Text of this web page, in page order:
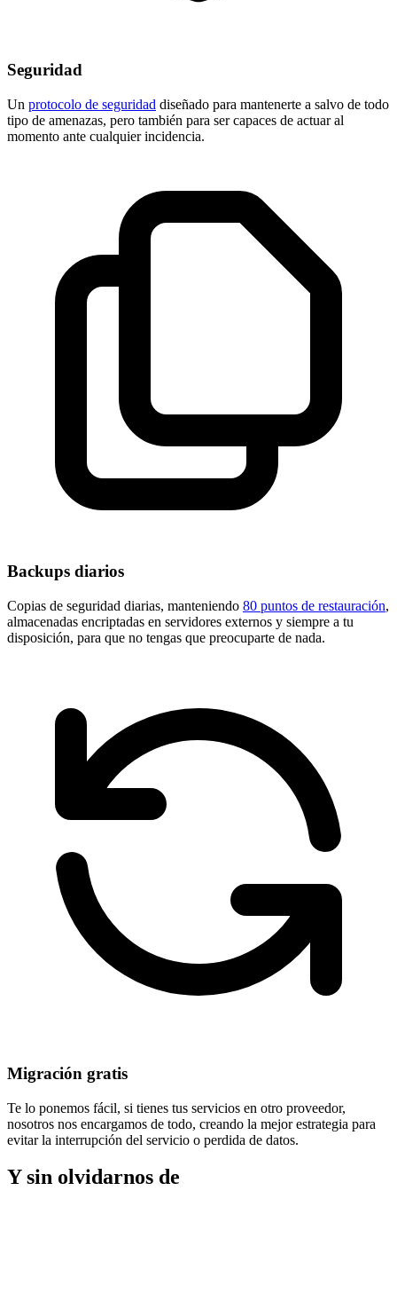
Seguridad
Un protocolo de seguridad diseñado para mantenerte a salvo de todo
tipo de amenazas, pero también para ser capaces de actuar al
momento ante cualquier incidencia.
Backups diarios
Copias de seguridad diarias, manteniendo 80 puntos de restauración,
almacenadas encriptadas en servidores externos y siempre a tu
disposición, para que no tengas que preocuparte de nada.
Migración gratis
Te lo ponemos fácil, si tienes tus servicios en otro proveedor,
nosotros nos encargamos de todo, creando la mejor estrategia para
evitar la interrupción del servicio o perdida de datos.
Y sin olvidarnos de